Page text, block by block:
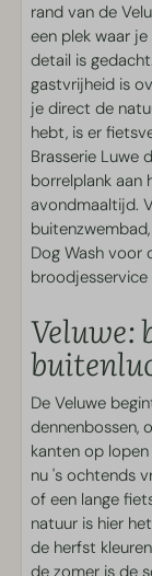
Zelfstandige
Hoekbank
Smart TV
Sfeerhaard
Dog Wash
Wasserette
Verwarmd
Sport &
rand van de
een plek waar
detail is
gastvrijheid is
je direct de
hebt, is er
Brasserie Luwe
borrelplank aan
avondmaaltijd.
Dog Wash
Veluwe:
De Veluwe
dennenbossen,
kanten op
nu 's ochtends
of een lange
natuur is hier
de herfst
de zomer is de